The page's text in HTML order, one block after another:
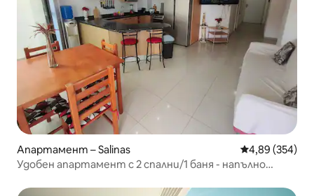
Апартамент – Salinas Средна
4,89 (354)
Удобен апартамент с 2 спални/1 баня - напълно